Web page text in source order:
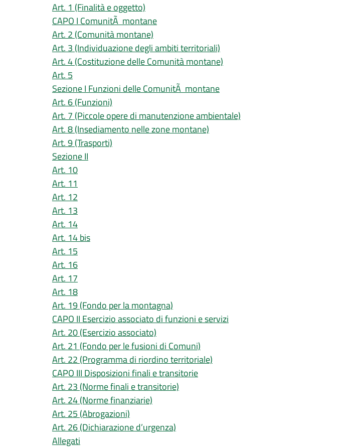
Art. 1 (Finalità e oggetto)
CAPO I ComunitÃ montane
Art. 2 (Comunità montane)
Art. 3 (Individuazione degli ambiti territoriali)
Art. 4 (Costituzione delle Comunità montane)
Art. 5
Sezione I Funzioni delle ComunitÃ montane
Art. 6 (Funzioni)
Art. 7 (Piccole opere di manutenzione ambientale)
Art. 8 (Insediamento nelle zone montane)
Art. 9 (Trasporti)
Sezione II
Art. 10
Art. 11
Art. 12
Art. 13
Art. 14
Art. 14 bis
Art. 15
Art. 16
Art. 17
Art. 18
Art. 19 (Fondo per la montagna)
CAPO II Esercizio associato di funzioni e servizi
Art. 20 (Esercizio associato)
Art. 21 (Fondo per le fusioni di Comuni)
Art. 22 (Programma di riordino territoriale)
CAPO III Disposizioni finali e transitorie
Art. 23 (Norme finali e transitorie)
Art. 24 (Norme finanziarie)
Art. 25 (Abrogazioni)
Art. 26 (Dichiarazione d’urgenza)
Allegati